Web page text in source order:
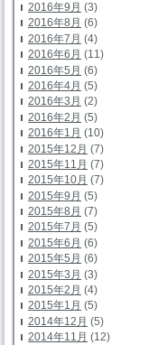
2016年9月 (3)
2016年8月 (6)
2016年7月 (4)
2016年6月 (11)
2016年5月 (6)
2016年4月 (5)
2016年3月 (2)
2016年2月 (5)
2016年1月 (10)
2015年12月 (7)
2015年11月 (7)
2015年10月 (7)
2015年9月 (5)
2015年8月 (7)
2015年7月 (5)
2015年6月 (6)
2015年5月 (6)
2015年3月 (3)
2015年2月 (4)
2015年1月 (5)
2014年12月 (5)
2014年11月 (12)